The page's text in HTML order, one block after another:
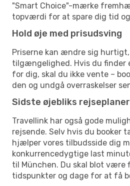
"Smart Choice"-mærke
topværdi for at spare dig tid
Hold øje med prisudsving
Priserne kan ændre sig
tilgængelighed. Hvis du finder
for dig, skal du ikke vente –
den og undgå overraskelser
Sidste øjebliks rejseplaner
Travellink har også gode
rejsende. Selv hvis du booker
hjælper vores tilbudsside dig
konkurrencedygtige last
til München. Du skal blot være
tidspunkter og dage for at få